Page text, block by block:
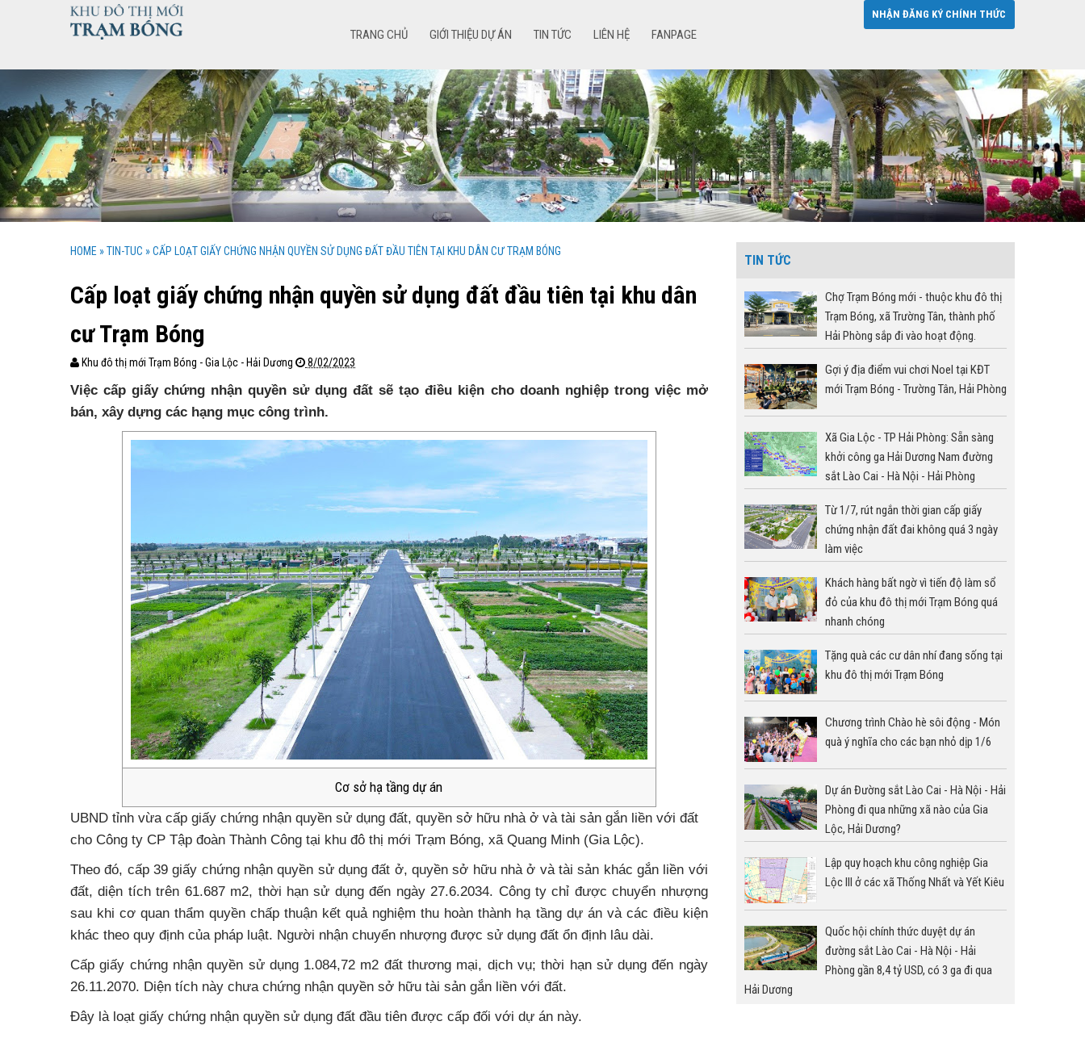
TRANG CHỦ GIỚI THIỆU DỰ ÁN TIN TỨC LIÊN HỆ FANPAGE
NHẬN ĐĂNG KÝ CHÍNH THỨC
HOME »TIN-TUC »CẤP LOẠT GIẤY CHỨNG NHẬN QUYỀN SỬ DỤNG ĐẤT ĐẦU TIÊN TẠI KHU DÂN CƯ TRẠM BÓNG
Cấp loạt giấy chứng nhận quyền sử dụng đất đầu tiên tại khu dân
cư Trạm Bóng
Khu đô thị mới Trạm Bóng - Gia Lộc - Hải Dương 8/02/2023
Việc cấp giấy chứng nhận quyền sử dụng đất sẽ tạo điều kiện cho doanh nghiệp trong việc mở
bán, xây dựng các hạng mục công trình.
Cơ sở hạ tầng dự án
UBND tỉnh vừa cấp giấy chứng nhận quyền sử dụng đất, quyền sở hữu nhà ở và tài sản gắn liền với đất
cho Công ty CP Tập đoàn Thành Công tại khu đô thị mới Trạm Bóng, xã Quang Minh (Gia Lộc).
Theo đó, cấp 39 giấy chứng nhận quyền sử dụng đất ở, quyền sở hữu nhà ở và tài sản khác gắn liền với
đất, diện tích trên 61.687 m2, thời hạn sử dụng đến ngày 27.6.2034. Công ty chỉ được chuyển nhượng
sau khi cơ quan thẩm quyền chấp thuận kết quả nghiệm thu hoàn thành hạ tầng dự án và các điều kiện
khác theo quy định của pháp luật. Người nhận chuyển nhượng được sử dụng đất ổn định lâu dài.
Cấp giấy chứng nhận quyền sử dụng 1.084,72 m2 đất thương mại, dịch vụ; thời hạn sử dụng đến ngày
26.11.2070. Diện tích này chưa chứng nhận quyền sở hữu tài sản gắn liền với đất.
Đây là loạt giấy chứng nhận quyền sử dụng đất đầu tiên được cấp đối với dự án này.
TIN TỨC
Chợ Trạm Bóng mới - thuộc khu đô thị
Trạm Bóng, xã Trường Tân, thành phố
Hải Phòng sắp đi vào hoạt động.
Gợi ý địa điểm vui chơi Noel tại KĐT
mới Trạm Bóng - Trường Tân, Hải Phòng
Xã Gia Lộc - TP Hải Phòng: Sẵn sàng
khởi công ga Hải Dương Nam đường
sắt Lào Cai - Hà Nội - Hải Phòng
Từ 1/7, rút ngắn thời gian cấp giấy
chứng nhận đất đai không quá 3 ngày
làm việc
Khách hàng bất ngờ vì tiến độ làm sổ
đỏ của khu đô thị mới Trạm Bóng quá
nhanh chóng
Tặng quà các cư dân nhí đang sống tại
khu đô thị mới Trạm Bóng
Chương trình Chào hè sôi động - Món
quà ý nghĩa cho các bạn nhỏ dịp 1/6
Dự án Đường sắt Lào Cai - Hà Nội - Hải
Phòng đi qua những xã nào của Gia
Lộc, Hải Dương?
Lập quy hoạch khu công nghiệp Gia
Lộc III ở các xã Thống Nhất và Yết Kiêu
Quốc hội chính thức duyệt dự án
đường sắt Lào Cai - Hà Nội - Hải
Phòng gần 8,4 tỷ USD, có 3 ga đi qua
Hải Dương